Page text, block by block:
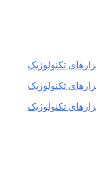
تکنولوژیک
تکنولوژیک
تکنولوژیک